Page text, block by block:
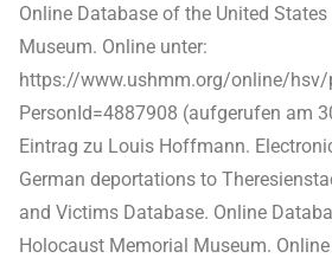
Online Database of the United
Museum. Online unter:
https://www.ushmm.org/online/hsv/
PersonId=4887908 (aufgerufen am
Eintrag zu Louis Hoffmann.
German deportations to
and Victims Database. Online
Holocaust Memorial Museum.